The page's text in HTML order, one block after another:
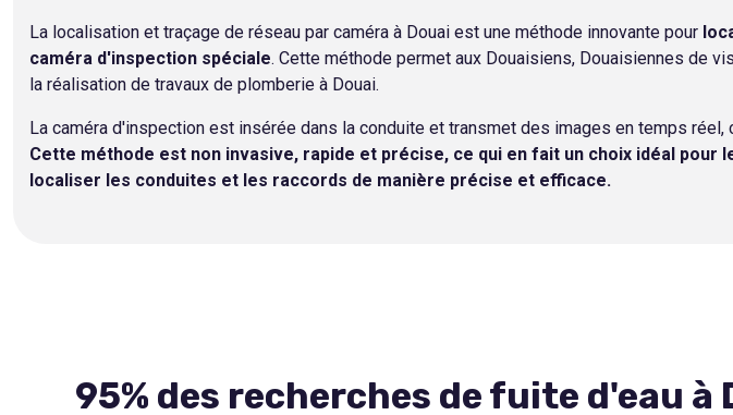
La localisation et traçage de réseau par caméra à Douai est une méthode innovante pour
caméra d'inspection spéciale. Cette méthode permet aux Douaisiens, Douaisiennes de
la réalisation de travaux de plomberie à Douai.
La caméra d'inspection est insérée dans la conduite et transmet des images en temps
Cette méthode est non invasive, rapide et précise, ce qui en fait un choix idéal
localiser les conduites et les raccords de manière précise et efficace.
95% des recherches de fuite d'eau